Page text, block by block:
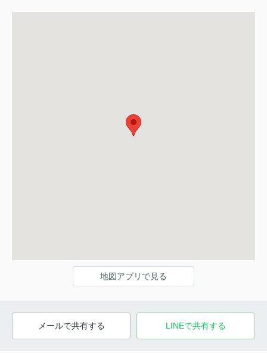
地図アプリで見る
メールで共有する LINEで共有する